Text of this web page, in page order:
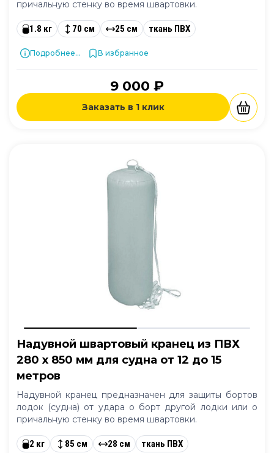
причальную стенку во время швартовки.
1.8 кг 70 см 25 см ткань ПВХ
Подробнее... В избранное
9 000 ₽
Заказать в 1 клик
Надувной швартовый кранец из ПВХ
280 x 850 мм для судна от 12 до 15
метров
Надувной кранец предназначен для защиты бортов
лодок (судна) от удара о борт другой лодки или о
причальную стенку во время швартовки.
2 кг 85 см 28 см ткань ПВХ